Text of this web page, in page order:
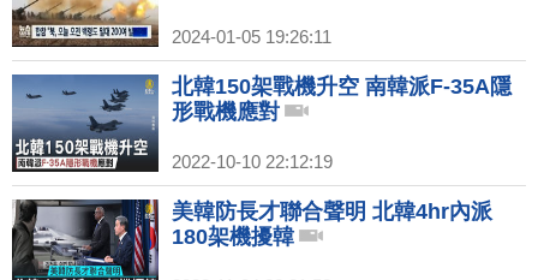
2024-01-05 19:26:11
北韓150架戰機升空 南韓派F-35A隱
形戰機應對
2022-10-10 22:12:19
美韓防長才聯合聲明 北韓4hr內派
180架機擾韓